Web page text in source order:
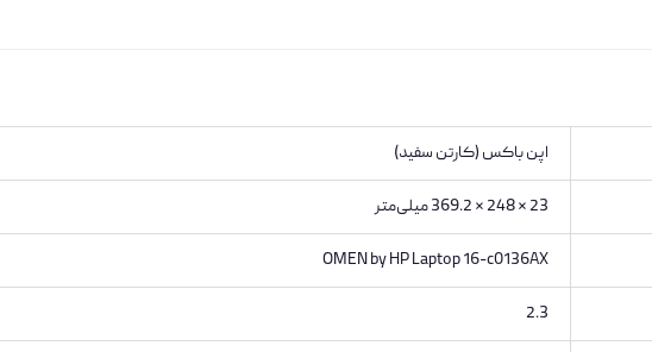
اپن باکس (کارتن سفید)
23 × 248 × 369.2 میلی‌متر
OMEN by HP Laptop 16-c0136AX
2.3